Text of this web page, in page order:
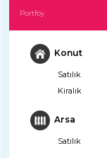
Portföy
Konut
Satılık
Kiralık
Arsa
Satılık